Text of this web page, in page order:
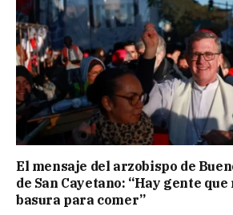
El mensaje del arzobispo de
de San Cayetano: “Hay gente
basura para comer”